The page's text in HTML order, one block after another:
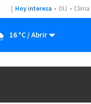
Hoy interesa OIJ Clima
16 ºC